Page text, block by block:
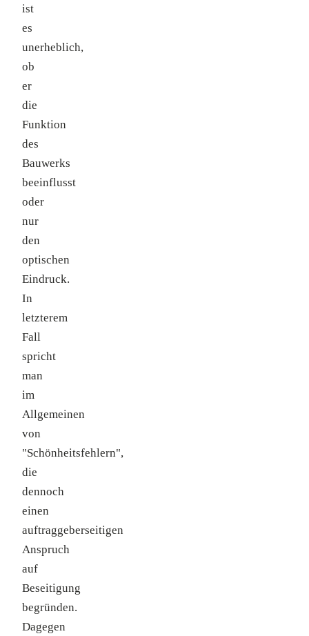
ist
es
unerheblich,
ob
er
die
Funktion
des
Bauwerks
beeinflusst
oder
nur
den
optischen
Eindruck.
In
letzterem
Fall
spricht
man
im
Allgemeinen
von
"Schönheitsfehlern",
die
dennoch
einen
auftraggeberseitigen
Anspruch
auf
Beseitigung
begründen.
Dagegen